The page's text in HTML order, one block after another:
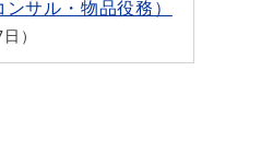
サル・物品役務）